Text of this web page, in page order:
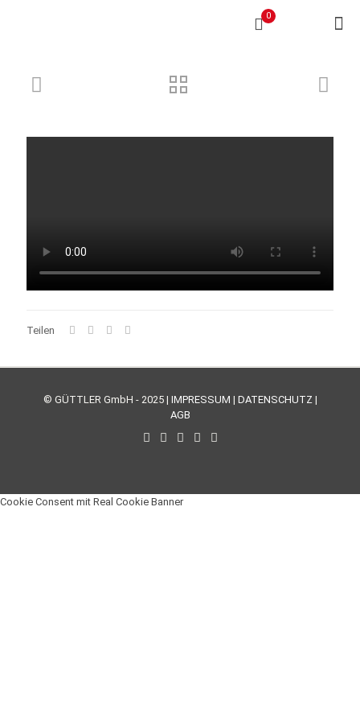
0
Teilen
© GÜTTLER GmbH - 2025 | IMPRESSUM | DATENSCHUTZ|
AGB
Cookie Consent mit Real Cookie Banner